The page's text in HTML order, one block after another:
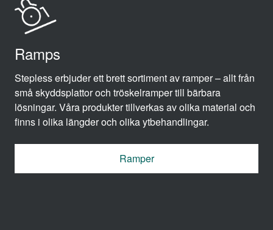
Ramps
Stepless erbjuder ett brett sortiment av ramper – allt från
små skyddsplattor och tröskelramper till bärbara
lösningar. Våra produkter tillverkas av olika material och
finns i olika längder och olika ytbehandlingar.
Ramper